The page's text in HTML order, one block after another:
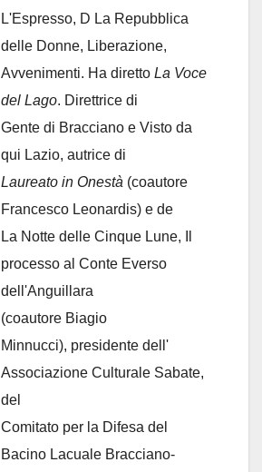
L'Espresso, D La Repubblica
delle Donne, Liberazione,
Avvenimenti. Ha diretto La Voce
del Lago. Direttrice di
Gente di Bracciano e Visto da
qui Lazio, autrice di
Laureato in Onestà (coautore
Francesco Leonardis) e de
La Notte delle Cinque Lune, Il
processo al Conte Everso
dell'Anguillara
(coautore Biagio
Minnucci), presidente dell'
Associazione Culturale Sabate,
del
Comitato per la Difesa del
Bacino Lacuale Bracciano-